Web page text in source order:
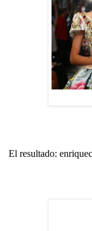
El resultado: